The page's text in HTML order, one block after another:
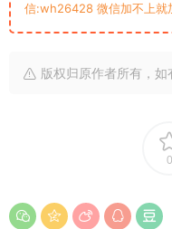
信:wh26428 微信加不上
版权归原作者所有，如
0